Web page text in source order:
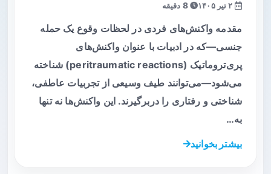
8 دقیقه
مقدمه واکنش‌های فردی در لحظات وقوع یک حمله
جنسی—که در ادبیات با عنوان واکنش‌های
پری‌تروماتیک (peritraumatic reactions) شناخته
می‌شود—می‌توانند طیف وسیعی از تجربیات عاطفی،
شناختی و رفتاری را دربرگیرند. این واکنش‌ها نه تنها
به…
بیشتر بخوانید